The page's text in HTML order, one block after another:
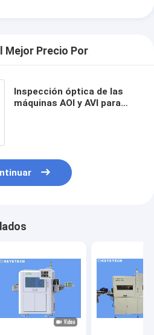
Mejor Precio Por
Inspección óptica de las
máquinas AOI y AVI para